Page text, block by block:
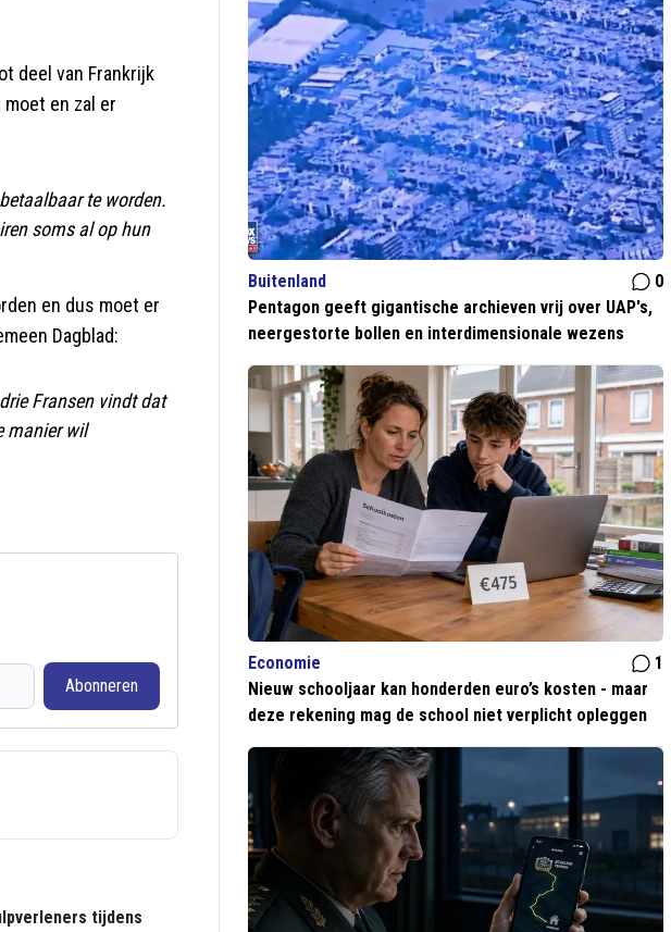
deel van Frankrijk
en zal er
te worden.
soms al op hun
en dus moet er
Dagblad:
Fransen vindt dat
manier wil
Abonneren
tijdens
Buitenland
0
Pentagon geeft gigantische archieven vrij over UAP's,
neergestorte bollen en interdimensionale wezens
Economie
1
Nieuw schooljaar kan honderden euro’s kosten - maar
deze rekening mag de school niet verplicht opleggen